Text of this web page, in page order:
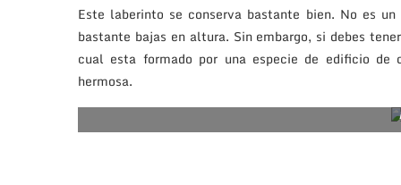
Este laberinto se conserva bastante bien. No es
bastante bajas en altura. Sin embargo, si debes
cual esta formado por una especie de edificio de
hermosa.